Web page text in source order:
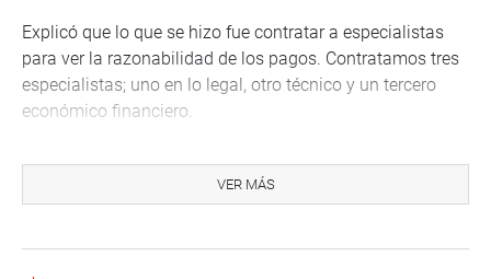
Explicó que lo que se hizo fue contratar a especialistas
para ver la razonabilidad de los pagos. Contratamos tres
especialistas; uno en lo legal, otro técnico y un tercero
económico financiero.
correspondiente. La Contraloría, no hizo ninguna
observación crítica al uso del trato directo con los
VER MÁS